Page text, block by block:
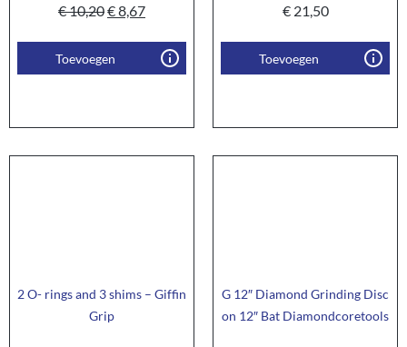
€10,20€8,67
Toevoegen
€21,50
Toevoegen
2 O- rings and 3 shims – Giffin
Grip
G 12″ Diamond Grinding Disc
on 12″ Bat Diamondcoretools